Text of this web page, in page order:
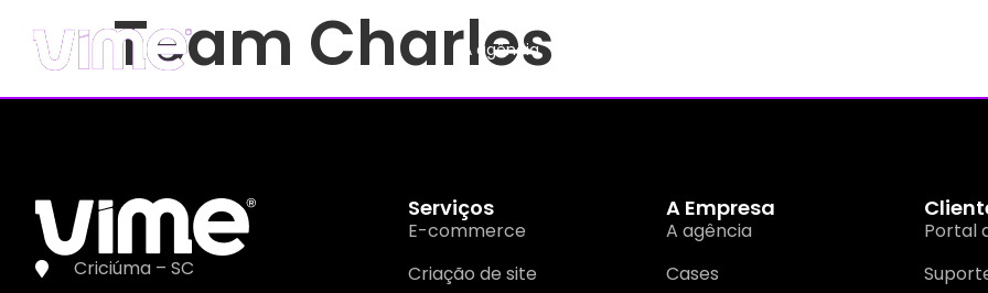
A agência
Team Charles
Criciúma – SC
Serviços
E-commerce
Criação de site
A Empresa
A agência
Cases
Portal